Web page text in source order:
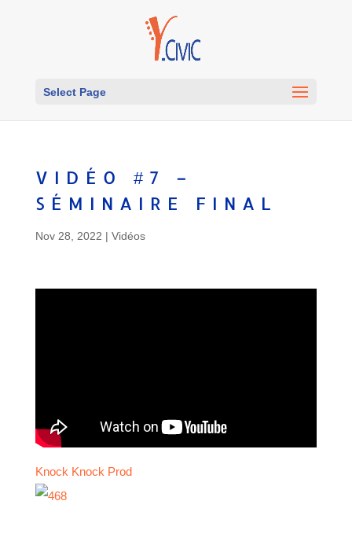
Select Page
VIDÉO #7 –
SÉMINAIRE FINAL
Nov 28, 2022 | Vidéos
Knock Knock Prod